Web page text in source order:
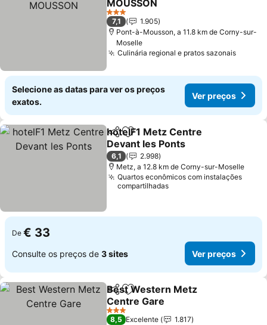
MOUSSON
Ver preços
3 Estrelas
7,1
1.905
Pont-à-Mousson, a 11.8 km de Corny-sur-
Moselle
Culinária regional e pratos sazonaisVer
Selecione as datas para ver os preços
exatos.
Ver preços
PartilharAdicionar aos favoritos
hotelF1 Metz Centre
Devant les Ponts
Ver preços
6,1
2.998
Metz, a 12.8 km de Corny-sur-Moselle
Quartos econômicos com instalações
compartilhadas
De € 33
Consulte os preços de 3 sites Ver preços
PartilharAdicionar aos favoritos
Best Western Metz
Centre Gare
Ver preços
3 Estrelas
8,5 Excelente
1.817